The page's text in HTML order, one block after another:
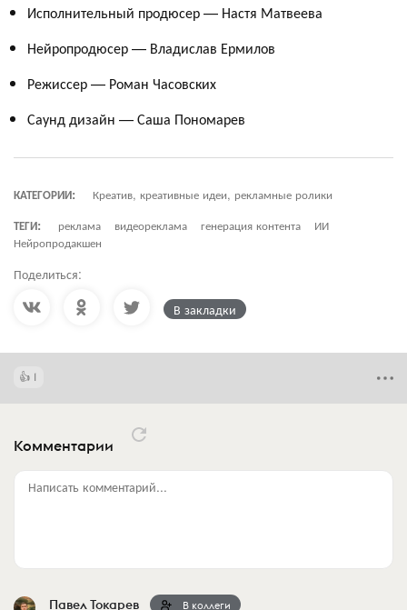
Исполнительный продюсер — Настя Матвеева
Нейропродюсер — Владислав Ермилов
Режиссер — Роман Часовских
Саунд дизайн — Саша Пономарев
КАТЕГОРИИ:
Креатив, креативные идеи, рекламные ролики
ТЕГИ:
реклама видеореклама генерация контента
ИИ
Нейропродакшен
Поделиться:
В закладки
1
Комментарии
Написать комментарий...
Павел Токарев В коллеги